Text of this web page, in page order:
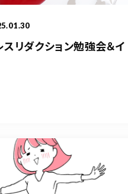
リダクション勉強会＆イ